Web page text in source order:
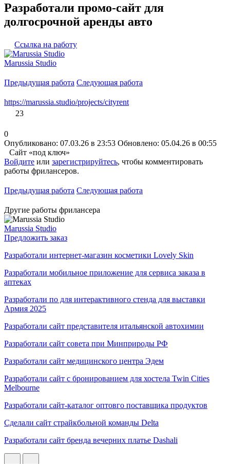
Разработали промо-сайт для
долгосрочной аренды авто
Ссылка на работу
Marussia Studio
Предыдущая работа Следующая работа
https://marussia.studio/projects/cityrent
23
0
Опубликовано: 07.03.26 в 23:53 Обновлено: 05.04.26 в 00:55
Сайт «под ключ»
Войдите или зарегистрируйтесь, чтобы комментировать
работы фрилансеров.
Предыдущая работа Следующая работа
Другие работы фрилансера
Marussia Studio
Предложить заказ
Разработали интернет-магазин косметики Lovely Skin
Разработали мобильное приложение для сервиса заказа в
аптеках
Разработали по для интерактивного стенда для выставки
Армия 2025
Разработали сайт представителя итальянской автохимии
Разработали сайт совета при Минприроды РФ
Разработали сайт медицинского центра Эдем
Разработали сайт с бронированием для хостела Twin Cities
Melbourne
Разработали сайт-каталог оптовго поставщика продуктов
Сделали сайт страйкбольной команды Delta
Разработали сайт бренда вечерних платье Dashali